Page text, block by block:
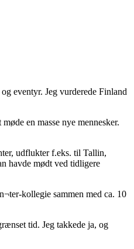
eventyr. Jeg vurderede Finland
en masse nye mennesker.
udflukter f.eks. til Tallin,
havde mødt ved tidligere
kollegie sammen med ca. 10
tid. Jeg takkede ja, og